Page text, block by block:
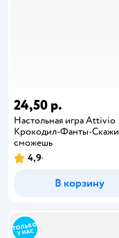
24,50 р.
Настольная игра Attivio
Крокодил-Фанты-Скажи
сможешь
4,9
В корзину